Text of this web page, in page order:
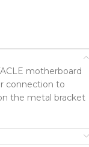
motherboard
connection to
the metal bracket